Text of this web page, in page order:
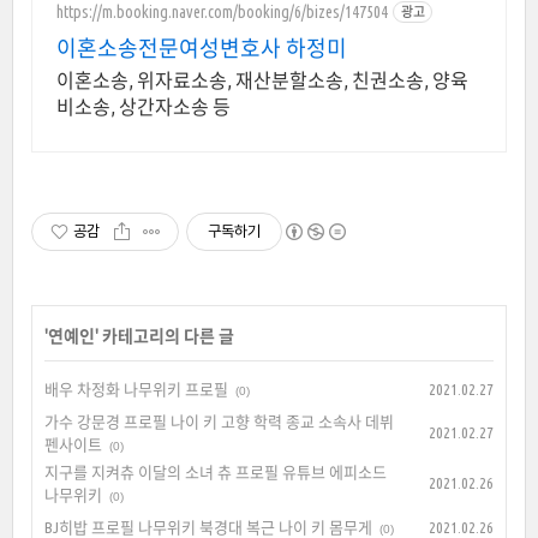
https://m.booking.naver.com/booking/6/bizes/147504 광고
이혼소송전문여성변호사 하정미
이혼소송, 위자료소송, 재산분할소송, 친권소송, 양육
비소송, 상간자소송 등
공감 구독하기
'연예인' 카테고리의 다른 글
배우 차정화 나무위키 프로필 (0)
2021.02.27
가수 강문경 프로필 나이 키 고향 학력 종교 소속사 데뷔
펜사이트
(0)
2021.02.27
지구를 지켜츄 이달의 소녀 츄 프로필 유튜브 에피소드
나무위키
(0)
2021.02.26
BJ히밥 프로필 나무위키 북경대 복근 나이 키 몸무게 (0)
2021.02.26